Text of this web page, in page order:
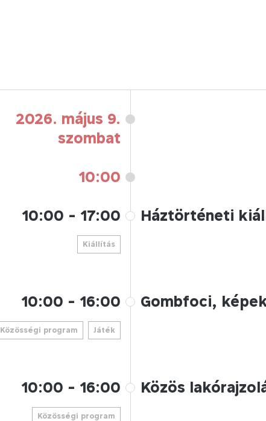
2026. május 9.
szombat
10:00
10:00 - 17:00
Kiállítás
Háztörténeti
10:00 - 16:00
Közösségi program Játék
Gombfoci,
10:00 - 16:00
Közösségi program
Közös